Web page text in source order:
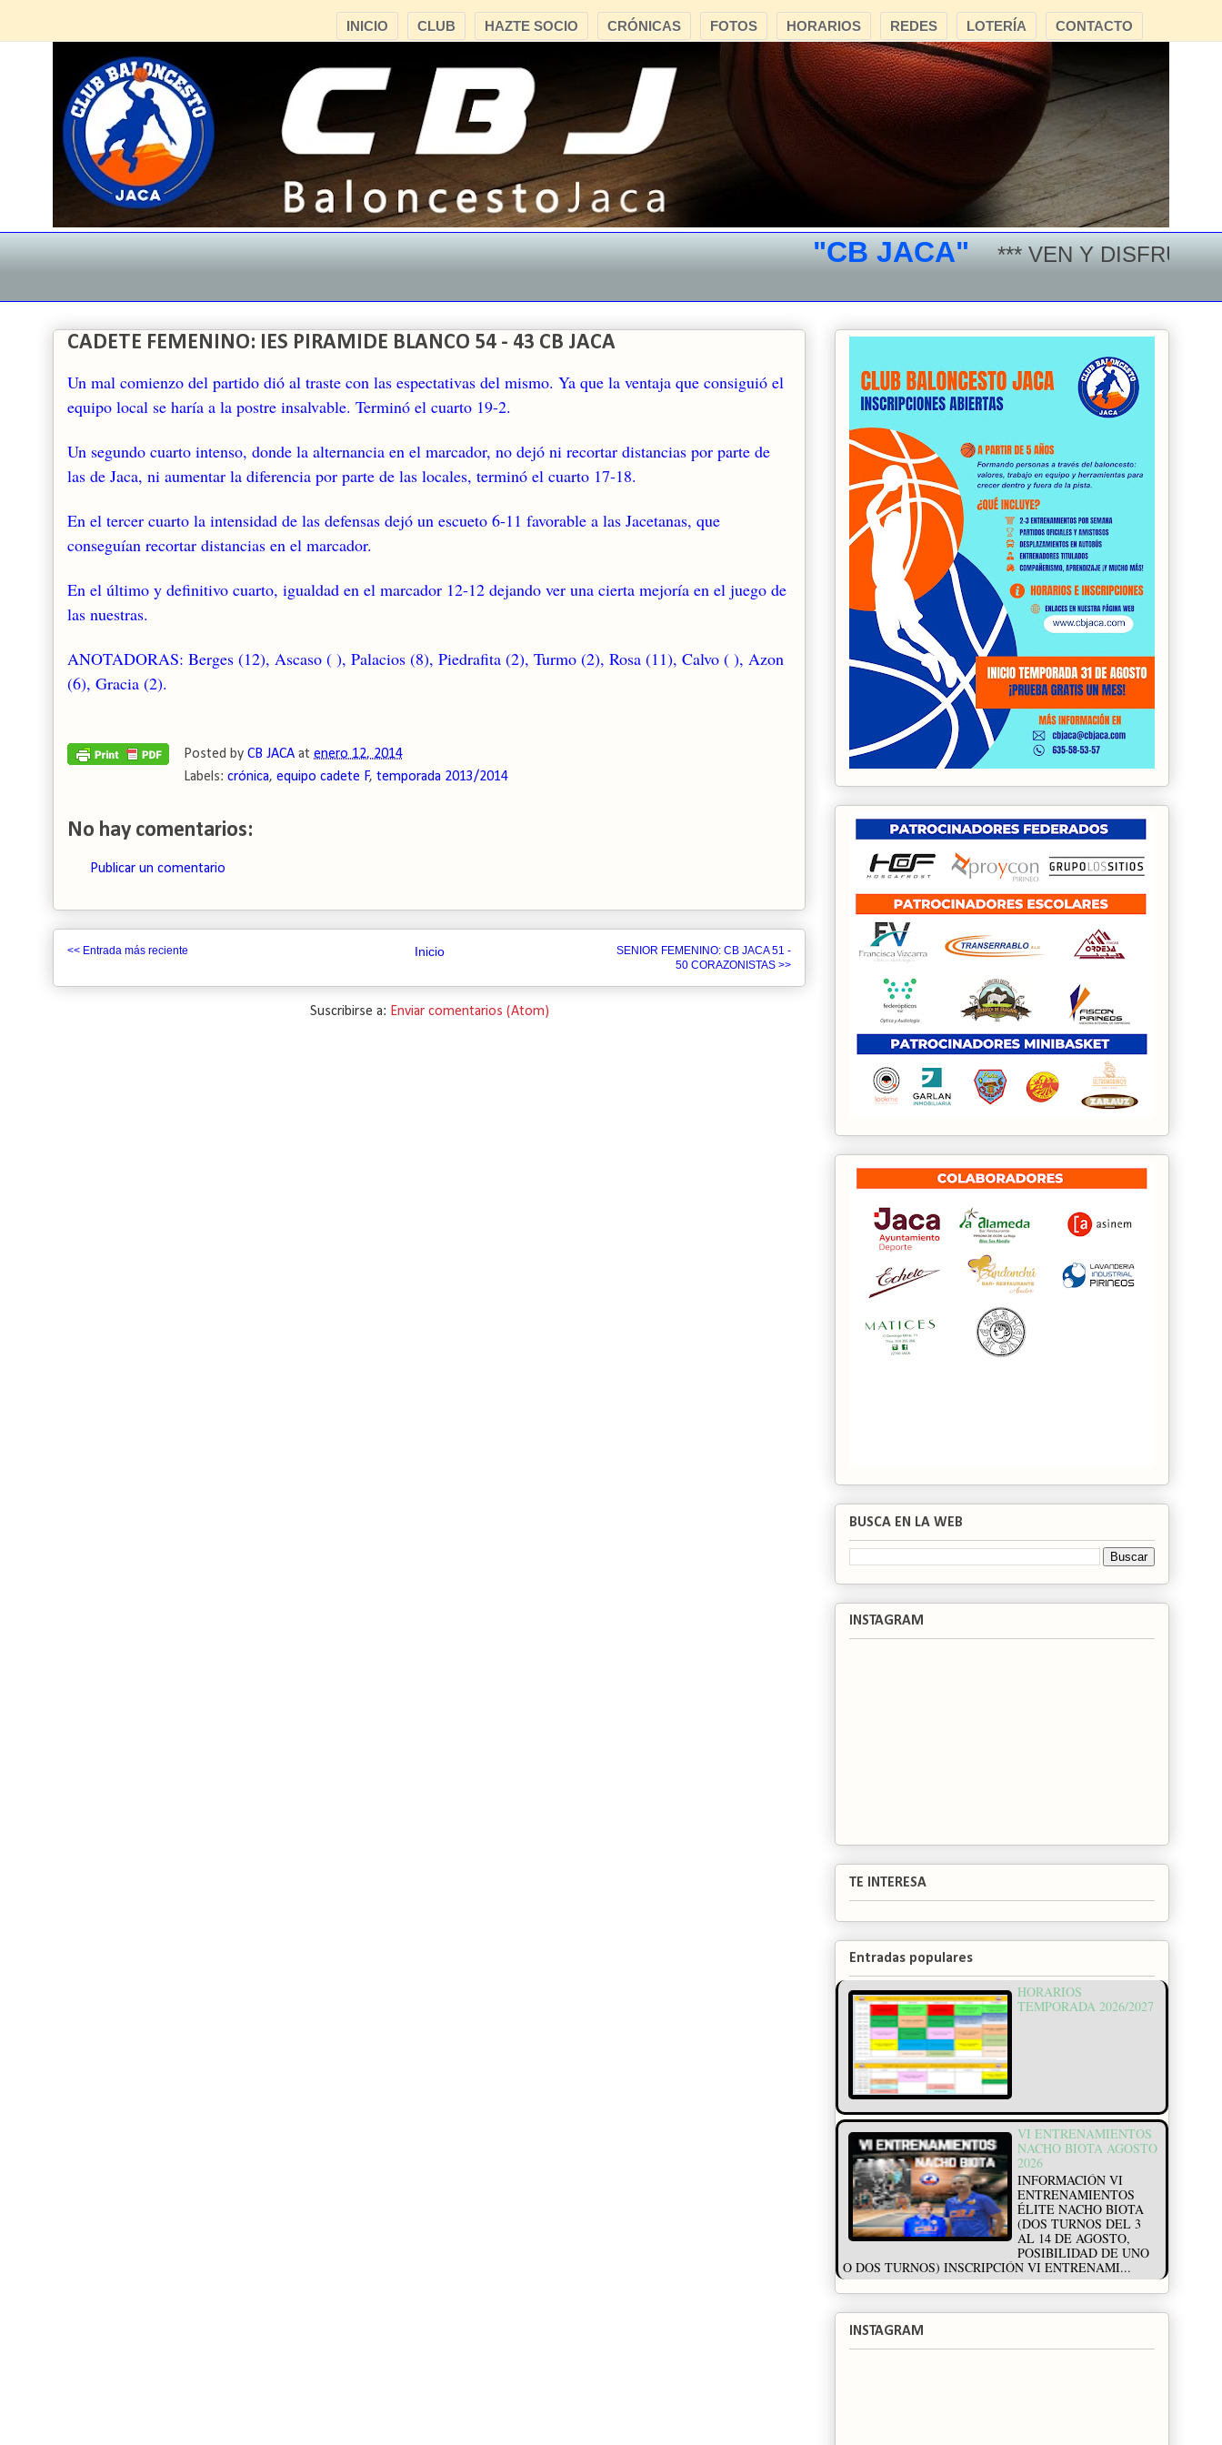
CONTACTO
LOTERÍA
REDES
HORARIOS
FOTOS
CRÓNICAS
HAZTE SOCIO
CLUB
INICIO
"CB JACA" *** VEN Y DISFRUTA
CADETE FEMENINO: IES PIRAMIDE BLANCO 54 - 43 CB JACA
Un mal comienzo del partido dió al traste con las espectativas del mismo. Ya que la ventaja que consiguió el
equipo local se haría a la postre insalvable. Terminó el cuarto 19-2.
Un segundo cuarto intenso, donde la alternancia en el marcador, no dejó ni recortar distancias por parte de
las de Jaca, ni aumentar la diferencia por parte de las locales, terminó el cuarto 17-18.
En el tercer cuarto la intensidad de las defensas dejó un escueto 6-11 favorable a las Jacetanas, que
conseguían recortar distancias en el marcador.
En el último y definitivo cuarto, igualdad en el marcador 12-12 dejando ver una cierta mejoría en el juego de
las nuestras.
ANOTADORAS: Berges (12), Ascaso ( ), Palacios (8), Piedrafita (2), Turmo (2), Rosa (11), Calvo ( ), Azon
(6), Gracia (2).
Posted by CB JACA at enero 12, 2014
Labels: crónica, equipo cadete F, temporada 2013/2014
No hay comentarios:
Publicar un comentario
<< Entrada más reciente
SENIOR FEMENINO: CB JACA 51 -
50 CORAZONISTAS >>
Inicio
Suscribirse a: Enviar comentarios (Atom)
BUSCA EN LA WEB
INSTAGRAM
TE INTERESA
Entradas populares
HORARIOS
TEMPORADA 2026/2027
VI ENTRENAMIENTOS
NACHO BIOTA AGOSTO
2026
INFORMACIÓN VI
ENTRENAMIENTOS
ÉLITE NACHO BIOTA
(DOS TURNOS DEL 3
AL 14 DE AGOSTO,
POSIBILIDAD DE UNO
O DOS TURNOS) INSCRIPCIÓN VI ENTRENAMI...
INSTAGRAM